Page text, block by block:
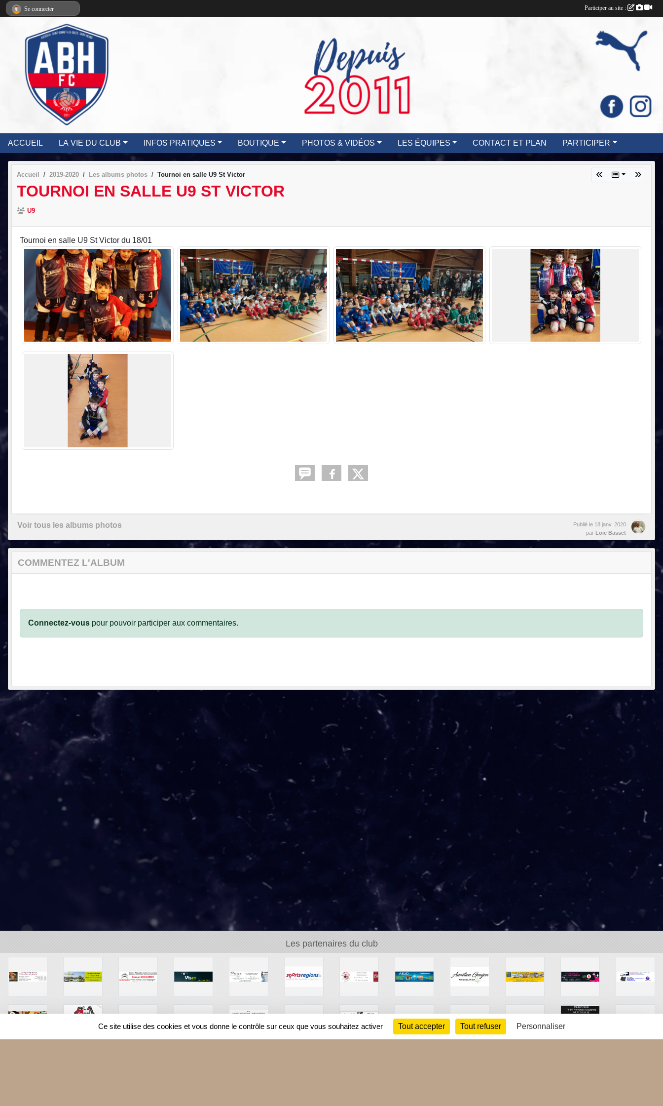
ACCUEIL LA VIE DU CLUB INFOS PRATIQUES BOUTIQUE PHOTOS & VIDÉOS LES ÉQUIPES CONTACT ET PLAN PARTICIPER
Accueil 2019-2020 Les albums photos Tournoi en salle U9 St Victor
TOURNOI EN SALLE U9 ST VICTOR
U9
Tournoi en salle U9 St Victor du 18/01
Voir tous les albums photos Publié le 18 janv. 2020
par Loic Basset
COMMENTEZ L'ALBUM
Connectez-vous pour pouvoir participer aux commentaires.
Les partenaires du club
Se connecter Participer au site :
Panneau de gestion des cookies
Ce site utilise des cookies et vous donne le contrôle sur ceux que vous souhaitez activer Tout accepter Tout refuser Personnaliser